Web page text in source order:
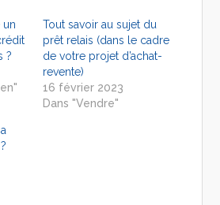
un
?
Tout savoir au sujet du
prêt relais (dans le cadre
de votre projet d’achat-
revente)
16 février 2023
Dans "Vendre"